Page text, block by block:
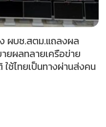
ผบช.สตม.แถลงผล
ยผลทลายเครือข่าย
ช้ไทยเป็นทางผ่านส่งคน